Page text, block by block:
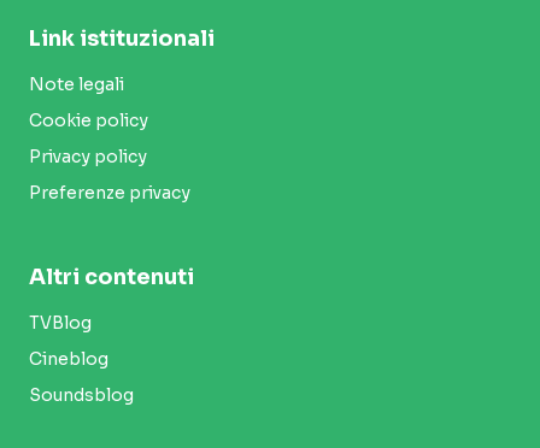
Link istituzionali
Note legali
Cookie policy
Privacy policy
Preferenze privacy
Altri contenuti
TVBlog
Cineblog
Soundsblog